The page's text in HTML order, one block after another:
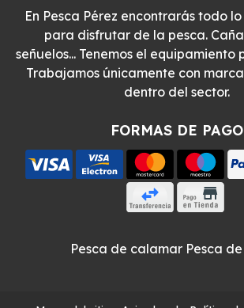
En Pesca Pérez encontrarás todo
para disfrutar de la pesca.
señuelos... Tenemos el
Trabajamos únicamente con
dentro del sector.
FORMAS DE PAGO
Pesca de calamar Pesca